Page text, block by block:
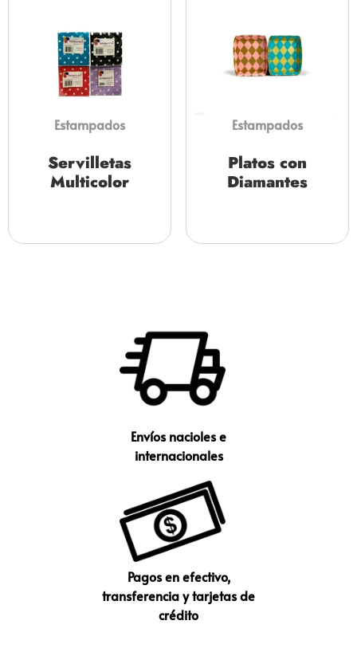
Estampados
Servilletas
Multicolor
Estampados
Platos con
Diamantes
Envíos nacioles e
internacionales
Pagos en efectivo,
transferencia y tarjetas de
crédito